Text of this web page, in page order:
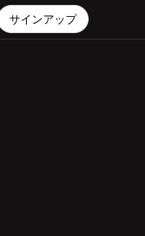
サインアップ